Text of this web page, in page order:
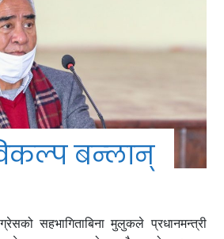
बन्लान्
सहभागिताबिना मुलुकले प्रधानमन्त्री